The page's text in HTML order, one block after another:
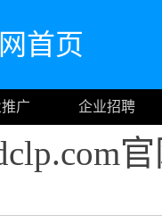
首页
广 企业招聘